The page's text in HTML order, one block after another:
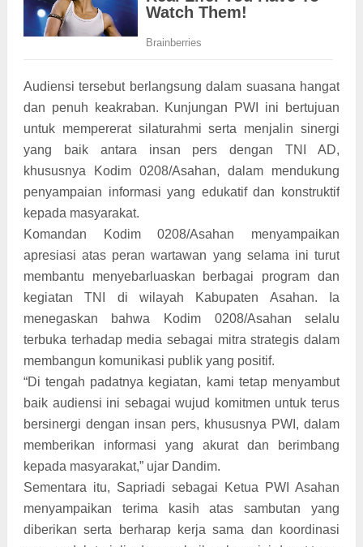
Audiensi tersebut berlangsung dalam suasana hangat
dan penuh keakraban. Kunjungan PWI ini bertujuan
untuk mempererat silaturahmi serta menjalin sinergi
yang baik antara insan pers dengan TNI AD,
khususnya Kodim 0208/Asahan, dalam mendukung
penyampaian informasi yang edukatif dan konstruktif
kepada masyarakat.
Komandan Kodim 0208/Asahan menyampaikan
apresiasi atas peran wartawan yang selama ini turut
membantu menyebarluaskan berbagai program dan
kegiatan TNI di wilayah Kabupaten Asahan. Ia
menegaskan bahwa Kodim 0208/Asahan selalu
terbuka terhadap media sebagai mitra strategis dalam
membangun komunikasi publik yang positif.
“Di tengah padatnya kegiatan, kami tetap menyambut
baik audiensi ini sebagai wujud komitmen untuk terus
bersinergi dengan insan pers, khususnya PWI, dalam
memberikan informasi yang akurat dan berimbang
kepada masyarakat,” ujar Dandim.
Sementara itu, Sapriadi sebagai Ketua PWI Asahan
menyampaikan terima kasih atas sambutan yang
diberikan serta berharap kerja sama dan koordinasi